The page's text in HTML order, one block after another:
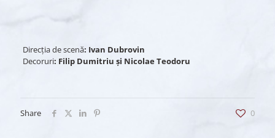
Direcţia de scenă: Ivan Dubrovin
Decoruri: Filip Dumitriu şi Nicolae Teodoru
Share 0